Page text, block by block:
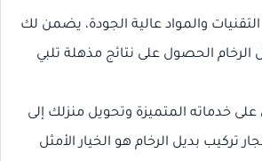
والمواد عالية الجودة، يضمن لك
الرخام الحصول على نتائج مذهلة تلبي
خدماته المتميزة وتحويل منزلك إلى
تركيب بديل الرخام هو الخيار الأمثل